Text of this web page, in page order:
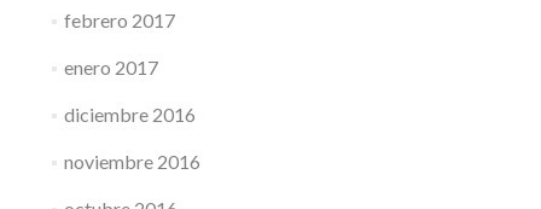
febrero 2017
enero 2017
diciembre 2016
noviembre 2016